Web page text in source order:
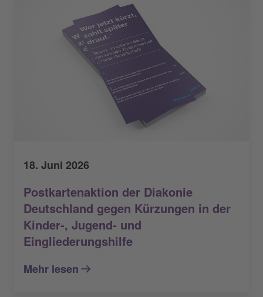
18. Juni 2026
Postkartenaktion der Diakonie
Deutschland gegen Kürzungen in der
Kinder‑, Jugend‑ und
Eingliederungshilfe
Mehr lesen